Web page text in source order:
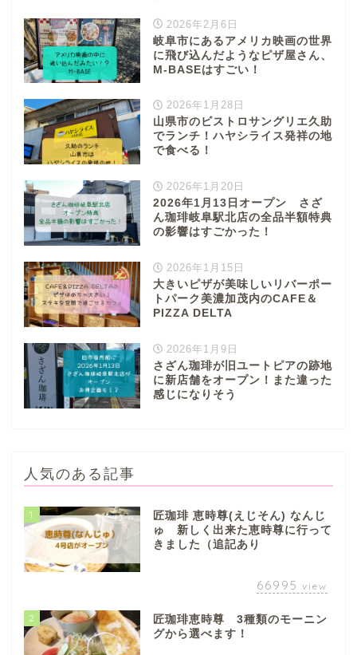
2026年2月6日
岐阜市にあるアメリカ映画の世界
に飛び込んだようなピザ屋さん、
M-BASEはすごい！
2026年1月28日
山県市のビストロサングリエ久助
でランチ！ハヤシライス発祥の地
で食べる！
2026年1月20日
2026年1月13日オープン さざ
ん珈琲岐阜駅北店の全品半額特典
の影響はすごかった！
2026年1月15日
大きいピザが美味しいリバーポー
トパーク美濃加茂内のCAFE＆
PIZZA DELTA
2026年1月9日
さざん珈琲が旧ユートピアの跡地
に新店舗をオープン！また違った
感じになりそう
人気のある記事
1
匠珈琲 恵時尊(えじそん) なんじ
ゅ 新しく出来た恵時尊に行って
きました（追記あり
66995 view
2
匠珈琲恵時尊 3種類のモーニン
グから選べます！